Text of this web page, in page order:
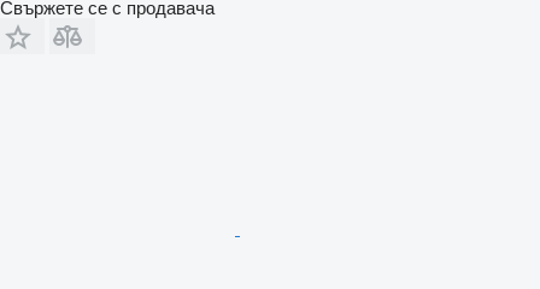
Свържете се с продавача